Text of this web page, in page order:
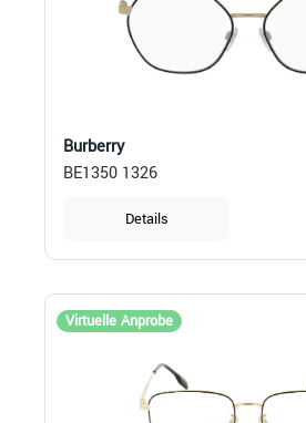
Burberry
BE1350 1326
Details
Virtuelle Anprobe